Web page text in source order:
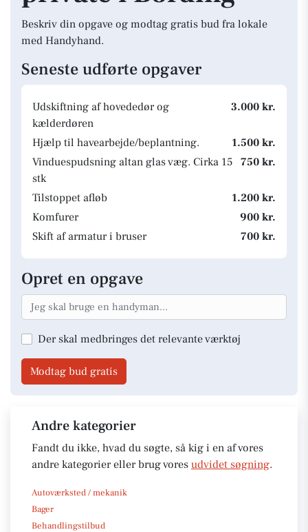
Beskriv din opgave og modtag gratis bud fra lokale
med Handyhand.
Seneste udførte opgaver
Udskiftning af hovededør og
kælderdøren
3.000 kr.
Hjælp til havearbejde/beplantning.
1.500 kr.
Vinduespudsning altan glas væg. Cirka 15
stk
750 kr.
Tilstoppet afløb
1.200 kr.
Komfurer
900 kr.
Skift af armatur i bruser
700 kr.
Opret en opgave
Der skal medbringes det relevante værktøj
Modtag bud gratis
Andre kategorier
Fandt du ikke, hvad du søgte, så kig i en af vores
andre kategorier eller brug vores udvidet søgning.
Autoværksted / mekanik
Bager
Behandlingstilbud